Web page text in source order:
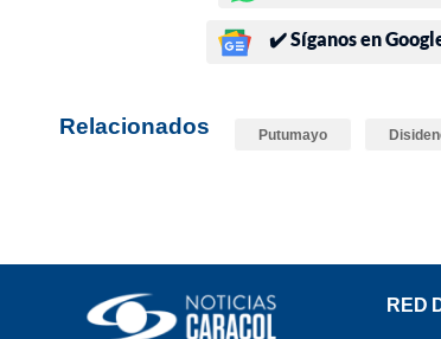
✔️ Síganos en
Relacionados Putumayo
RED